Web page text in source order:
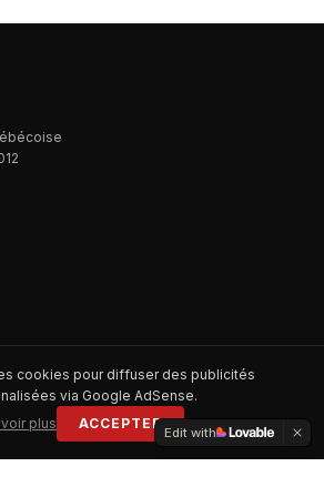
cookies pour diffuser des publicités
via Google AdSense.
plus
ACCEPTER
Edit with